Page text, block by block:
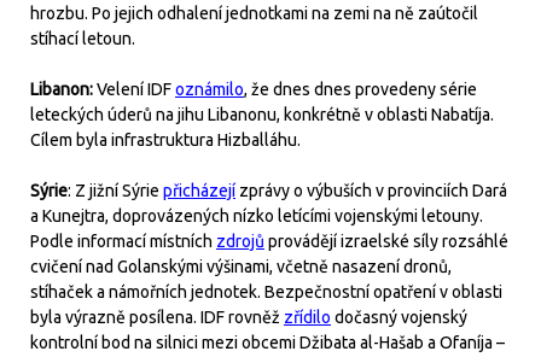
hrozbu. Po jejich odhalení jednotkami na zemi na ně zaútočil
stíhací letoun.
Libanon:Velení IDFoznámilo, že dnes dnes provedeny série
leteckých úderů na jihu Libanonu, konkrétně v oblasti Nabatíja.
Cílem byla infrastruktura Hizballáhu.
Sýrie: Z jižní Sýrie přicházejí zprávy o výbuších v provinciích Dará
a Kunejtra, doprovázených nízko letícími vojenskými letouny.
Podle informací místních zdrojů provádějí izraelské síly rozsáhlé
cvičení nad Golanskými výšinami, včetně nasazení dronů,
stíhaček a námořních jednotek. Bezpečnostní opatření v oblasti
byla výrazně posílena. IDF rovněž zřídilo dočasný vojenský
kontrolní bod na silnici mezi obcemi Džibata al-Hašab a Ofaníja –